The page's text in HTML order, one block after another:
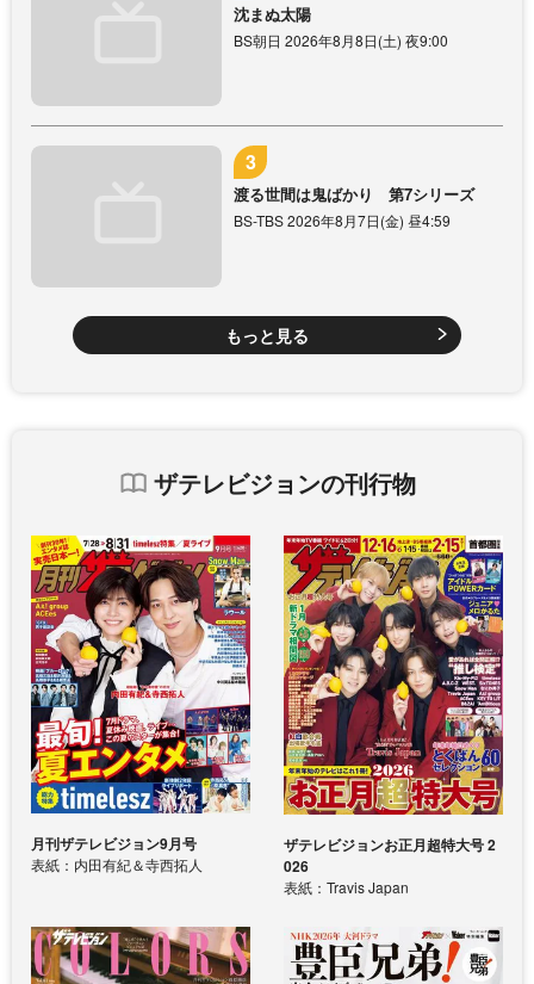
沈まぬ太陽
BS朝日 2026年8月8日(土) 夜9:00
渡る世間は鬼ばかり 第7シリーズ
BS-TBS 2026年8月7日(金) 昼4:59
もっと見る
ザテレビジョンの刊行物
月刊ザテレビジョン9月号
表紙：内田有紀＆寺西拓人
ザテレビジョンお正月超特大号 2
026
表紙：Travis Japan